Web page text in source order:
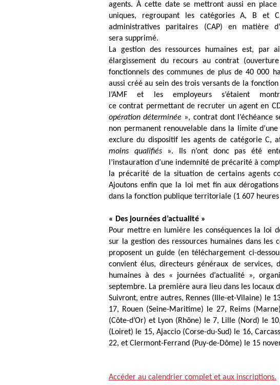
agents. À cette date se mettront aussi en place
uniques, regroupant les catégories A, B et
administratives paritaires (CAP) en matière
sera supprimé.
La gestion des ressources humaines est, par
élargissement du recours au contrat
fonctionnels des communes de plus de 40 000
aussi créé au sein des trois versants de la
l’AMF et les employeurs s’étaient
ce contrat permettant de recruter un agent en
opération déterminée », contrat dont l’échéance
non permanent renouvelable dans la limite
exclure du dispositif les agents de catégorie C,
moins qualifiés ». Ils n’ont donc pas été
l’instauration d’une indemnité de précarité à
la précarité de la situation de certains agents
Ajoutons enfin que la loi met fin aux
dans la fonction publique territoriale (1 607
« Des journées d’actualité »
Pour mettre en lumière les conséquences la loi
sur la gestion des ressources humaines dans les
proposent un guide (en téléchargement ci-
convient élus, directeurs généraux de services,
humaines à des « journées d’actualité »,
septembre. La première aura lieu dans les locaux
Suivront, entre autres, Rennes (Ille-et-Vilaine) le
17, Rouen (Seine-Maritime) le 27, Reims
(Côte-d’Or) et Lyon (Rhône) le 7, Lille (Nord) le
(Loiret) le 15, Ajaccio (Corse-du-Sud) le 16,
22, et Clermont-Ferrand (Puy-de-Dôme) le 15
Accéder au calendrier complet et aux inscriptions.